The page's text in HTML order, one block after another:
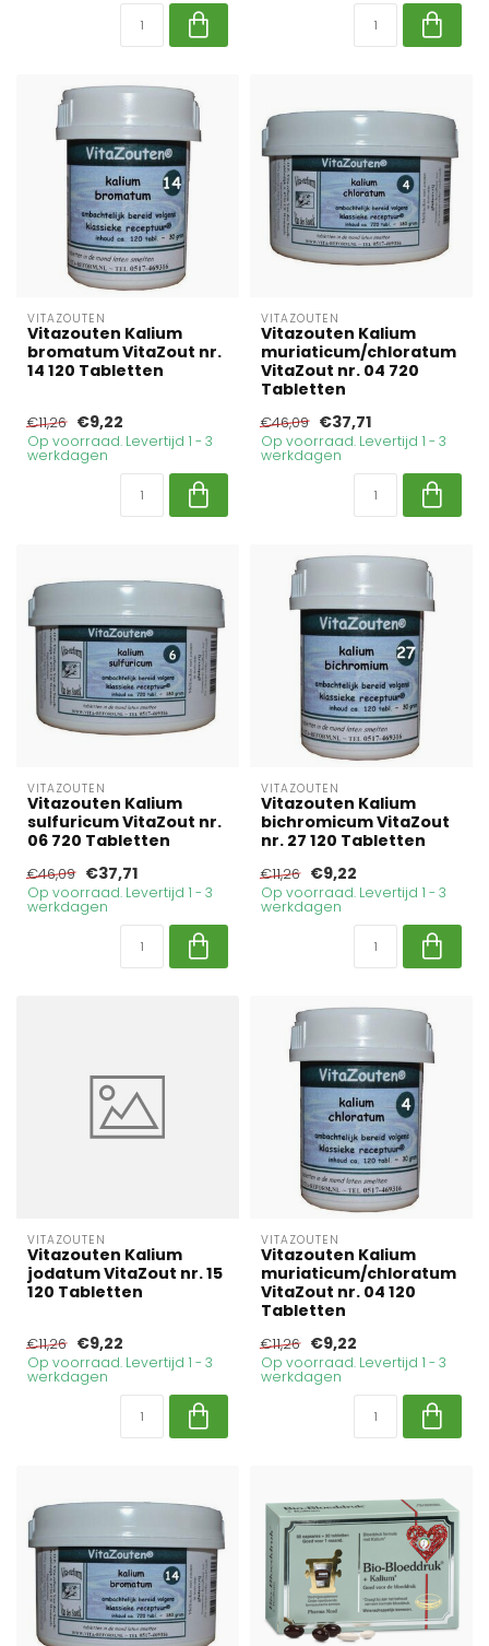
VITAZOUTEN
Vitazouten Kalium
bromatum VitaZout nr.
14 120 Tabletten
€11,26 €9,22
Op voorraad. Levertijd 1 - 3
werkdagen
VITAZOUTEN
Vitazouten Kalium
muriaticum/chloratum
VitaZout nr. 04 720
Tabletten
€46,09 €37,71
Op voorraad. Levertijd 1 - 3
werkdagen
VITAZOUTEN
Vitazouten Kalium
sulfuricum VitaZout nr.
06 720 Tabletten
€46,09 €37,71
Op voorraad. Levertijd 1 - 3
werkdagen
VITAZOUTEN
Vitazouten Kalium
bichromicum VitaZout
nr. 27 120 Tabletten
€11,26 €9,22
Op voorraad. Levertijd 1 - 3
werkdagen
VITAZOUTEN
Vitazouten Kalium
jodatum VitaZout nr. 15
120 Tabletten
€11,26 €9,22
Op voorraad. Levertijd 1 - 3
werkdagen
VITAZOUTEN
Vitazouten Kalium
muriaticum/chloratum
VitaZout nr. 04 120
Tabletten
€11,26 €9,22
Op voorraad. Levertijd 1 - 3
werkdagen